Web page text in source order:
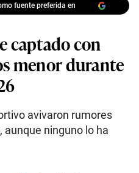
fuente preferida en
captado con
menor durante
avivaron rumores
aunque ninguno lo ha